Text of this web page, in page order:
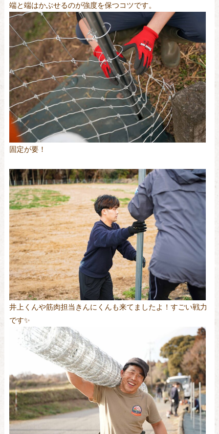
端と端はかぶせるのが強度を保つコツです。
固定が要！
井上くんや筋肉担当きんにくんも来てましたよ！すごい戦力
です✨